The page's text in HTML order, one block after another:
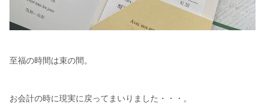
至福の時間は束の間。
お会計の時に現実に戻ってまいりました・・・。